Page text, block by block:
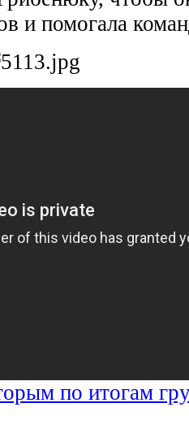
и помогала